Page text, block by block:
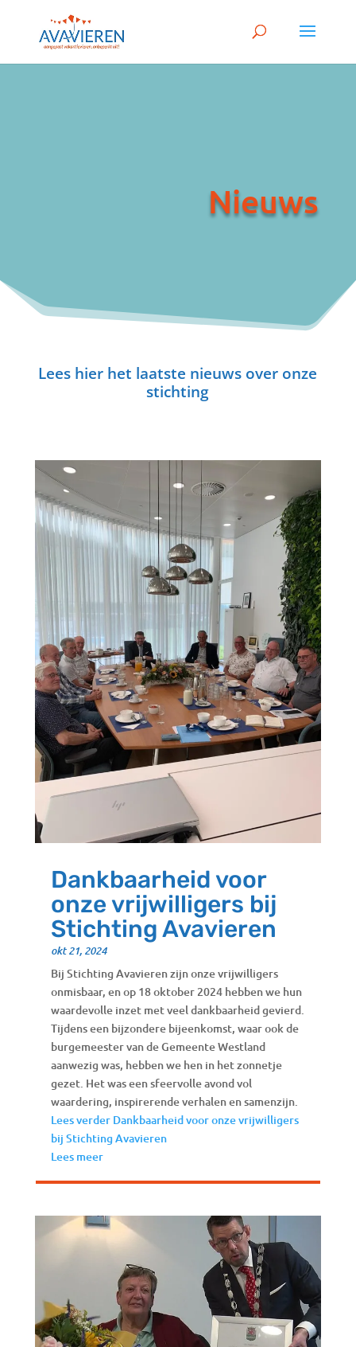
Nieuws
Lees hier het laatste nieuws over onze
stichting
Dankbaarheid voor
onze vrijwilligers bij
Stichting Avavieren
okt 21, 2024
Bij Stichting Avavieren zijn onze vrijwilligers
onmisbaar, en op 18 oktober 2024 hebben we hun
waardevolle inzet met veel dankbaarheid gevierd.
Tijdens een bijzondere bijeenkomst, waar ook de
burgemeester van de Gemeente Westland
aanwezig was, hebben we hen in het zonnetje
gezet. Het was een sfeervolle avond vol
waardering, inspirerende verhalen en samenzijn.
Lees verderDankbaarheid voor onze vrijwilligers
bij Stichting Avavieren
Lees meer